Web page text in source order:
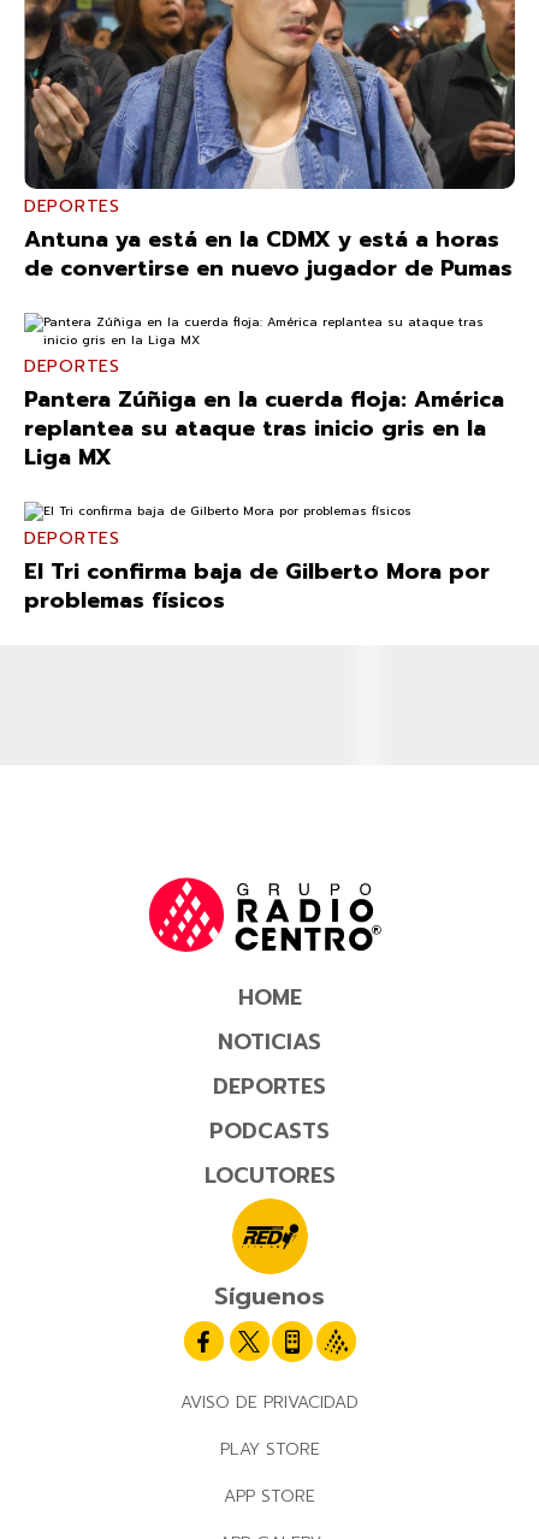
DEPORTES
Antuna ya está en la CDMX y está a horas
de convertirse en nuevo jugador de Pumas
DEPORTES
Pantera Zúñiga en la cuerda floja: América
replantea su ataque tras inicio gris en la
Liga MX
DEPORTES
El Tri confirma baja de Gilberto Mora por
problemas físicos
HOME
NOTICIAS
DEPORTES
PODCASTS
LOCUTORES
Síguenos
AVISO DE PRIVACIDAD
PLAY STORE
APP STORE